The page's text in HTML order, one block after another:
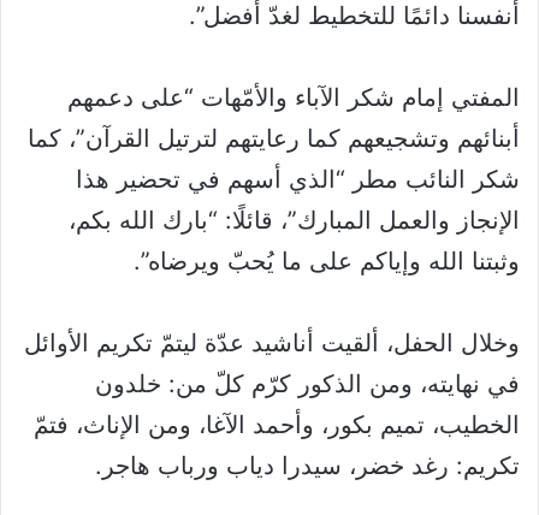
أنفسنا دائمًا للتخطيط لغدّ أفضل”.
المفتي إمام شكر الآباء والأمّهات “على دعمهم
أبنائهم وتشجيعهم كما رعايتهم لترتيل القرآن”، كما
شكر النائب مطر “الذي أسهم في تحضير هذا
الإنجاز والعمل المبارك”، قائلًا: “بارك الله بكم،
وثبتنا الله وإياكم على ما يُحبّ ويرضاه”.
وخلال الحفل، ألقيت أناشيد عدّة ليتمّ تكريم الأوائل
في نهايته، ومن الذكور كرّم كلّ من: خلدون
الخطيب، تميم بكور، وأحمد الآغا، ومن الإناث، فتمّ
تكريم: رغد خضر، سيدرا دياب ورباب هاجر.